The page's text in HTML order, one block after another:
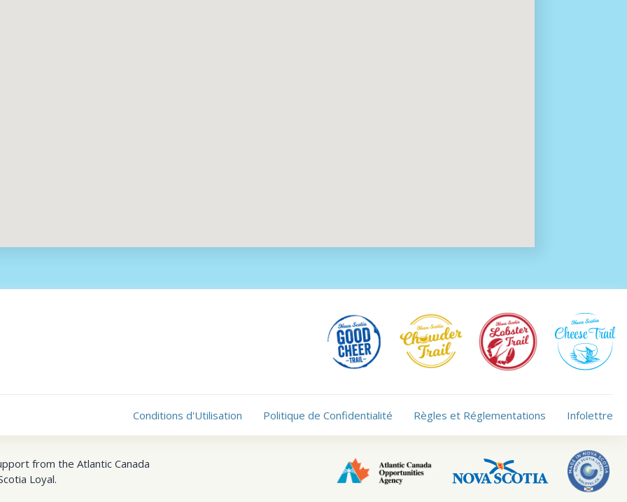
Conditions d'Utilisation Politique de Confidentialité Règles et Réglementations Infolettre
from the Atlantic Canada
Loyal.